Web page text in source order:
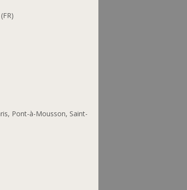
Pont-à-Mousson, Saint-